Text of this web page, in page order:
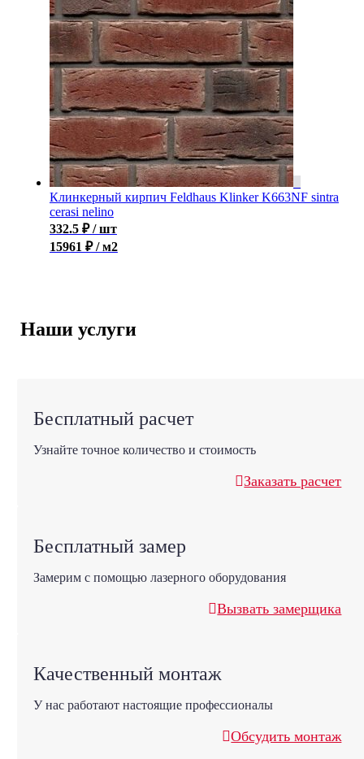
Клинкерный кирпич Feldhaus Klinker K663NF sintra
cerasi nelino
332.5 ₽ / шт
15961 ₽ / м2
Наши услуги
Бесплатный расчет
Узнайте точное количество и стоимость
Заказать расчет
Бесплатный замер
Замерим с помощью лазерного оборудования
Вызвать замерщика
Качественный монтаж
У нас работают настоящие профессионалы
Обсудить монтаж